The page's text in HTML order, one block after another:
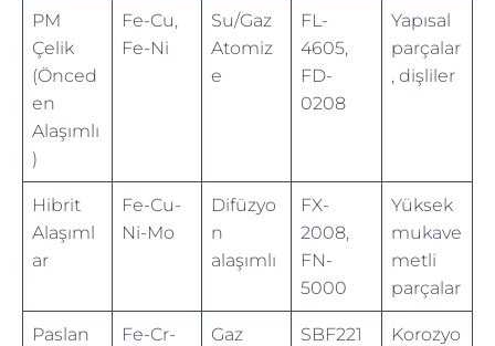
PM
Çelik
(Önced
en
Alaşımlı
)
Fe-Cu,
Fe-Ni
Su/Gaz
Atomiz
e
FL-
4605,
FD-
0208
Yapısal
parçalar
, dişliler
Hibrit
Alaşıml
ar
Fe-Cu-
Ni-Mo
Difüzyo
n
alaşımlı
FX-
2008,
FN-
5000
Yüksek
mukave
metli
parçalar
Paslan Fe-Cr- Gaz SBF221 Korozyo